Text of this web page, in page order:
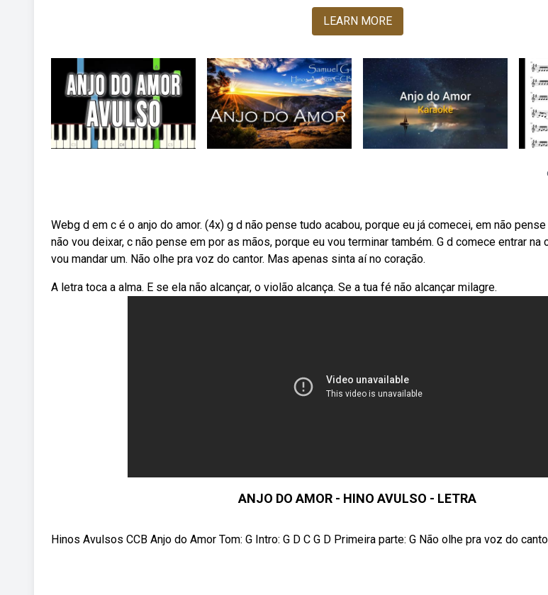
LEARN MORE
Webg d em c é o anjo do amor. (4x) g d não pense tudo acabou, porque eu já comecei, em não
não vou deixar, c não pense em por as mãos, porque eu vou terminar também. G d comece entrar na
vou mandar um. Não olhe pra voz do cantor. Mas apenas sinta aí no coração.
A letra toca a alma. E se ela não alcançar, o violão alcança. Se a tua fé não alcançar milagre.
ANJO DO AMOR - HINO AVULSO - LETRA
Hinos Avulsos CCB Anjo do Amor Tom: G Intro: G D C G D Primeira parte: G Não olhe pra voz do